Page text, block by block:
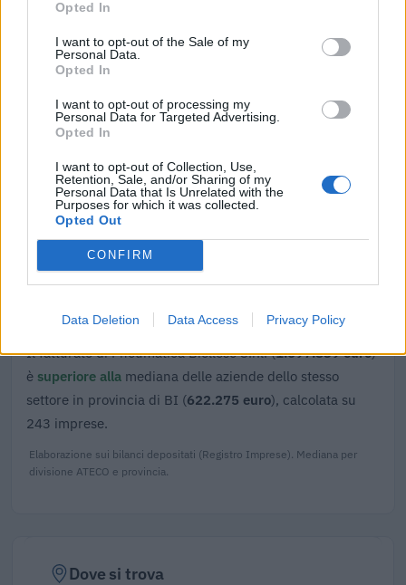
Opted In
I want to opt-out of the Sale of my
Personal Data.
Opted In
I want to opt-out of processing my
Personal Data for Targeted Advertising.
Opted In
I want to opt-out of Collection, Use,
Retention, Sale, and/or Sharing of my
Personal Data that Is Unrelated with the
Purposes for which it was collected.
Opted Out
CONFIRM
Data Deletion Data Access Privacy Policy
4.201 euro
2021-12-03
esenzioni fiscali e crediti d'imposta adottati a
seguito della crisi economica causata dall'epidemia di
COVID-19 [con mo
1.548 euro
Fonte:Registro Nazionale Aiuti di Stato (RNA)
IODL 2.0. Dati aggiornati al 2026-07-02.
Confronto di settore
Il fatturato di Pneumatica Biellese S.r.l. (1.697.839 euro)
è superiore alla mediana delle aziende dello stesso
settore in provincia di BI (622.275 euro), calcolata su
243 imprese.
Elaborazione sui bilanci depositati (Registro Imprese). Mediana per
divisione ATECO e provincia.
Dove si trova